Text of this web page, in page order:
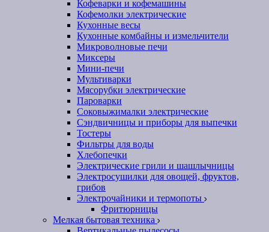
Кофеварки и кофемашины
Кофемолки электрические
Кухонные весы
Кухонные комбайны и измельчители
Микроволновые печи
Миксеры
Мини-печи
Мультиварки
Мясорубки электрические
Пароварки
Соковыжималки электрические
Сэндвичницы и приборы для выпечки
Тостеры
Фильтры для воды
Хлебопечки
Электрические грили и шашлычницы
Электросушилки для овощей, фруктов,
грибов
Электрочайники и термопоты
Фритюрницы
Мелкая бытовая техника